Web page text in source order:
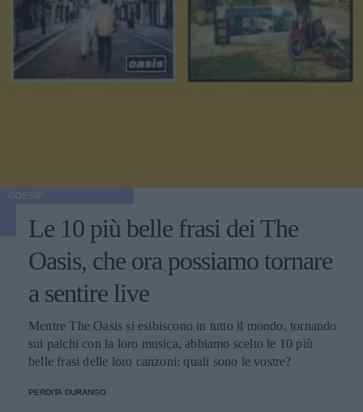
Le 10 più belle frasi dei The
Oasis, che ora possiamo tornare
a sentire live
Mentre The Oasis si esibiscono in tutto il mondo, tornando
sui palchi con la loro musica, abbiamo scelto le 10 più
belle frasi delle loro canzoni: quali sono le vostre?
PERDITA DURANGO